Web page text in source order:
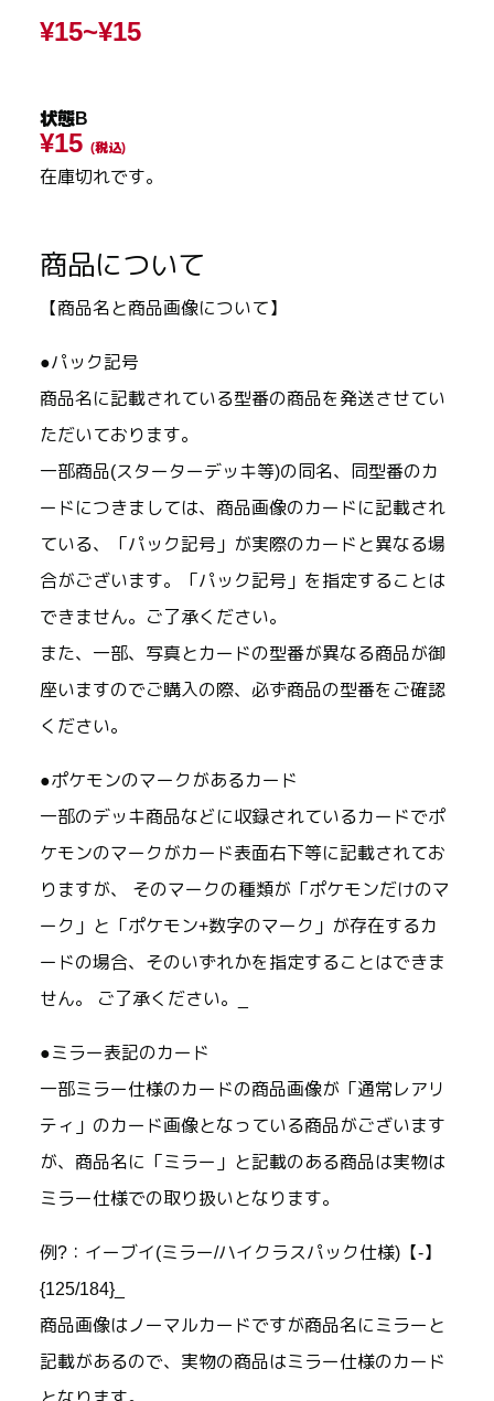
¥15~¥15
状態B
¥15 (税込)
在庫切れです。
商品について
【商品名と商品画像について】
●パック記号
商品名に記載されている型番の商品を発送させてい
ただいております。
一部商品(スターターデッキ等)の同名、同型番のカ
ードにつきましては、商品画像のカードに記載され
ている、「パック記号」が実際のカードと異なる場
合がございます。「パック記号」を指定することは
できません。ご了承ください。
また、一部、写真とカードの型番が異なる商品が御
座いますのでご購入の際、必ず商品の型番をご確認
ください。
●ポケモンのマークがあるカード
一部のデッキ商品などに収録されているカードでポ
ケモンのマークがカード表面右下等に記載されてお
りますが、 そのマークの種類が「ポケモンだけのマ
ーク」と「ポケモン+数字のマーク」が存在するカ
ードの場合、そのいずれかを指定することはできま
せん。 ご了承ください。_
●ミラー表記のカード
一部ミラー仕様のカードの商品画像が「通常レアリ
ティ」のカード画像となっている商品がございます
が、商品名に「ミラー」と記載のある商品は実物は
ミラー仕様での取り扱いとなります。
例?：イーブイ(ミラー/ハイクラスパック仕様)【-】
{125/184}_
商品画像はノーマルカードですが商品名にミラーと
記載があるので、実物の商品はミラー仕様のカード